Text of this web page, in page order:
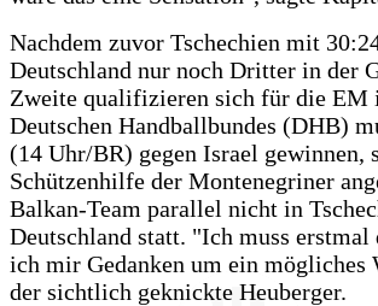
Nachdem zuvor Tschechien mit
Deutschland nur noch Dritter in der
Zweite qualifizieren sich für die EM
Deutschen Handballbundes (DHB)
(14 Uhr/BR) gegen Israel gewinnen,
Schützenhilfe der Montenegriner
Balkan-Team parallel nicht in
Deutschland statt. "Ich muss
ich mir Gedanken um ein mögliches
der sichtlich geknickte Heuberger.